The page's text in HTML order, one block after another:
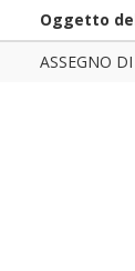
Oggetto
ASSEGNO